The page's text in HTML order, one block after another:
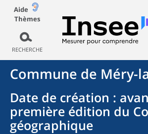
Aide
Thèmes
RECHERCHE
Commune de Méry-
Date de création :
première édition du
géographique